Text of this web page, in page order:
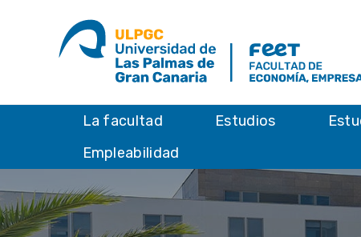
La facultad Estudios
Empleabilidad